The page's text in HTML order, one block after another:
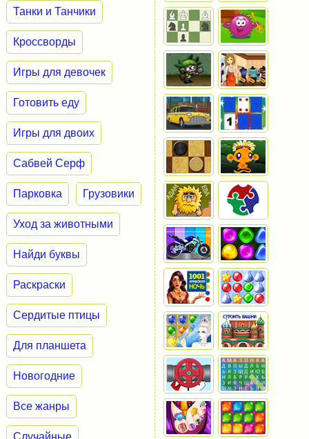
Танки и Танчики
Кроссворды
Игры для девочек
Готовить еду
Игры для двоих
Сабвей Серф
Парковка Грузовики
Уход за животными
Найди буквы
Раскраски
Сердитые птицы
Для планшета
Новогодние
Все жанры
Случайные